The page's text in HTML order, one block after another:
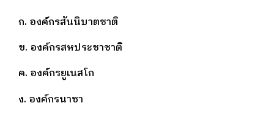
ก. องค์กรสันนิบาตชาติ
ข. องค์กรสหประชาชาติ
ค. องค์กรยูเนสโก
ง. องค์กรนาซา